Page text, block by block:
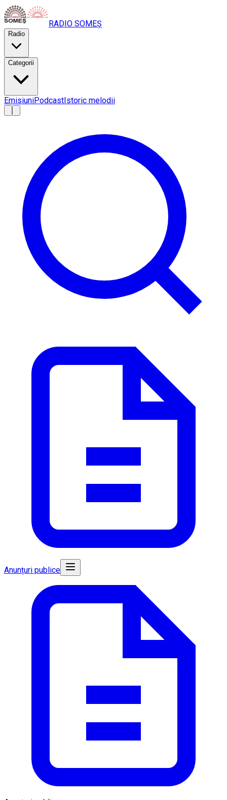
RADIO SOMEȘ
Radio
Categorii
EmisiuniPodcastIstoric melodii
AA
Anunțuri publice